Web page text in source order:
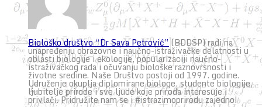
Biološko društvo “Dr Sava Petrović”(BDDSP) radi na
unapređenju obrazovne i naučno-istraživačke delatnosti u
oblasti biologije i ekologije, popularizaciji naučno-
istraživačkog rada i očuvanju biološke raznovrsnosti i
životne sredine. Naše Društvo postoji od 1997. godine.
Udruženje okuplja diplomirane biologe, studente biologije,
ljubitelje prirode i sve ljude koje priroda interesuje i
privlači. Pridružite nam se i #istrazimoprirodu zajedno!